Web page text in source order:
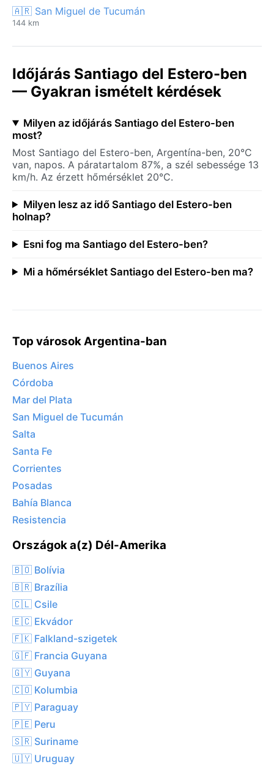
🇦🇷 San Miguel de Tucumán
144 km
Időjárás Santiago del Estero-ben
— Gyakran ismételt kérdések
Milyen az időjárás Santiago del Estero-ben
most?
Most Santiago del Estero-ben, Argentína-ben, 20°C
van, napos. A páratartalom 87%, a szél sebessége 13
km/h. Az érzett hőmérséklet 20°C.
Milyen lesz az idő Santiago del Estero-ben
holnap?
Esni fog ma Santiago del Estero-ben?
Mi a hőmérséklet Santiago del Estero-ben ma?
Top városok Argentina-ban
Buenos Aires
Córdoba
Mar del Plata
San Miguel de Tucumán
Salta
Santa Fe
Corrientes
Posadas
Bahía Blanca
Resistencia
Országok a(z) Dél-Amerika
🇧🇴 Bolívia
🇧🇷 Brazília
🇨🇱 Csile
🇪🇨 Ekvádor
🇫🇰 Falkland-szigetek
🇬🇫 Francia Guyana
🇬🇾 Guyana
🇨🇴 Kolumbia
🇵🇾 Paraguay
🇵🇪 Peru
🇸🇷 Suriname
🇺🇾 Uruguay